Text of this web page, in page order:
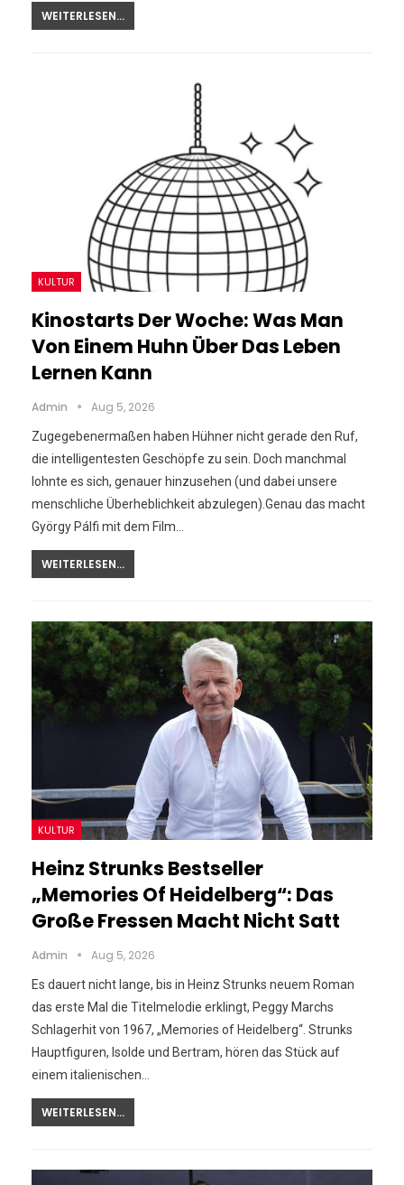
WEITERLESEN...
KULTUR
Kinostarts Der Woche: Was Man
Von Einem Huhn Über Das Leben
Lernen Kann
Admin Aug 5, 2026
Zugegebenermaßen haben Hühner nicht gerade den Ruf,
die intelligentesten Geschöpfe zu sein. Doch manchmal
lohnte es sich, genauer hinzusehen (und dabei unsere
menschliche Überheblichkeit abzulegen).Genau das macht
György Pálfi mit dem Film…
WEITERLESEN...
KULTUR
Heinz Strunks Bestseller
„Memories Of Heidelberg“: Das
Große Fressen Macht Nicht Satt
Admin Aug 5, 2026
Es dauert nicht lange, bis in Heinz Strunks neuem Roman
das erste Mal die Titelmelodie erklingt, Peggy Marchs
Schlagerhit von 1967, „Memories of Heidelberg“. Strunks
Hauptfiguren, Isolde und Bertram, hören das Stück auf
einem italienischen…
WEITERLESEN...